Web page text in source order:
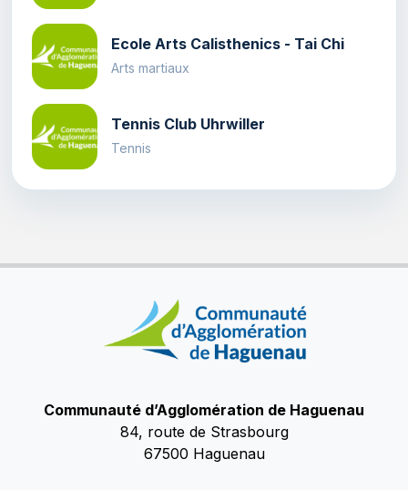
Ecole Arts Calisthenics - Tai Chi
Arts martiaux
Tennis Club Uhrwiller
Tennis
Communauté d’Agglomération de Haguenau
84, route de Strasbourg
67500 Haguenau